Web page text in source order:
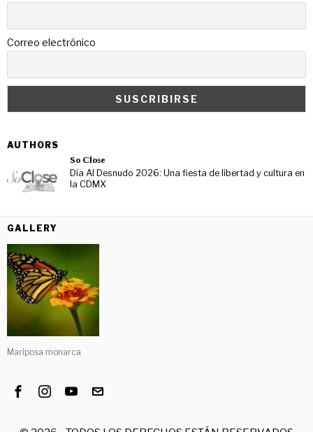
Correo electrónico
AUTHORS
So Close
Día Al Desnudo 2026: Una fiesta de libertad y cultura en
la CDMX
GALLERY
Mariposa monarca